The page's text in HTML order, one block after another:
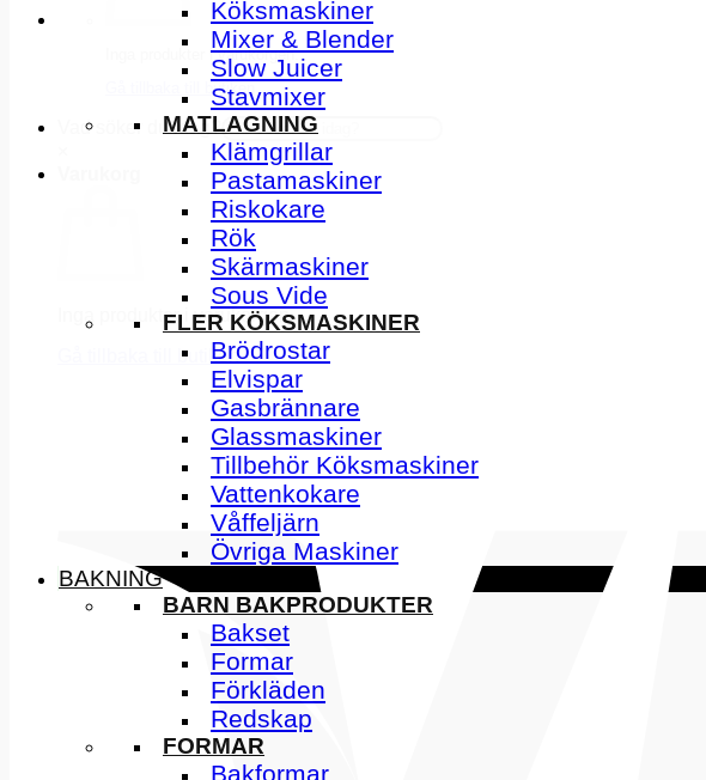
Inga produkter i varukorgen.
Gå tillbaka till butiken
Vad söker du idag?
Inga produkter i varukorgen.
Gå tillbaka till butiken
Köksmaskiner
Mixer & Blender
Slow Juicer
Stavmixer
MATLAGNING
Klämgrillar
Pastamaskiner
Riskokare
Rök
Skärmaskiner
Sous Vide
FLER KÖKSMASKINER
Brödrostar
Elvispar
Gasbrännare
Glassmaskiner
Tillbehör Köksmaskiner
Vattenkokare
Våffeljärn
Övriga Maskiner
BAKNING
BARN BAKPRODUKTER
Bakset
Formar
Förkläden
Redskap
FORMAR
Bakformar